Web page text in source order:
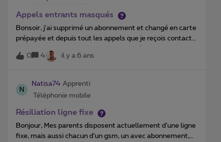
encore ! Je vais donc être sans téléphone ? Mon ancien
opérateur va transférer chez Proximus et je n’ai pas la
Appels entrants masqués
Bonsoir, j'ai supprimé un abonnement et changé en carte
prépayée et depuis tout les appels que je reçois contact
faire pour que le numéro des appelants apparaissent sur
0 4 il y a 6 ans
N
Natisa74 Apprenti
Téléphonie mobile
Résiliation ligne fixe
Bonjour, Mes parents disposent actuellement d’une ligne
fixe, mais aussi chacun d’un gsm, un avec abonnement,